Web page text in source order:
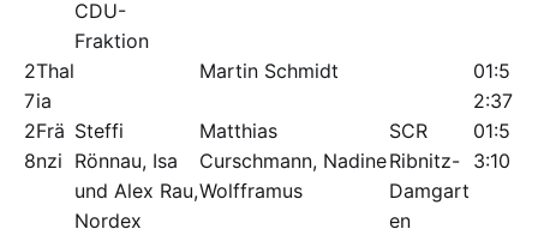
CDU-
Fraktion
2
7
Thal
ia
Martin Schmidt
01:5
2:37
2
8
Frä
nzi
Steffi
Rönnau, Isa
und Alex Rau,
Nordex
Matthias
Curschmann, Nadine
Wolfframus
SCR
Ribnitz-
Damgart
en
01:5
3:10